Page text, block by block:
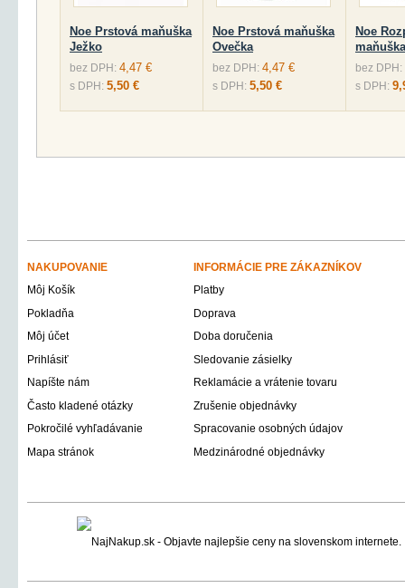
Noe Prstová maňuška
Ježko
bez DPH: 4,47 €
s DPH: 5,50 €
Noe Prstová maňuška
Ovečka
bez DPH: 4,47 €
s DPH: 5,50 €
Noe
bez DPH:
s DPH:
NAKUPOVANIE
INFORMÁCIE PRE ZÁKAZNÍKOV
Môj Košík
Platby
Pokladňa
Doprava
Môj účet
Doba doručenia
Prihlásiť
Sledovanie zásielky
Napíšte nám
Reklamácie a vrátenie tovaru
Často kladené otázky
Zrušenie objednávky
Pokročilé vyhľadávanie
Spracovanie osobných údajov
Mapa stránok
Medzinárodné objednávky